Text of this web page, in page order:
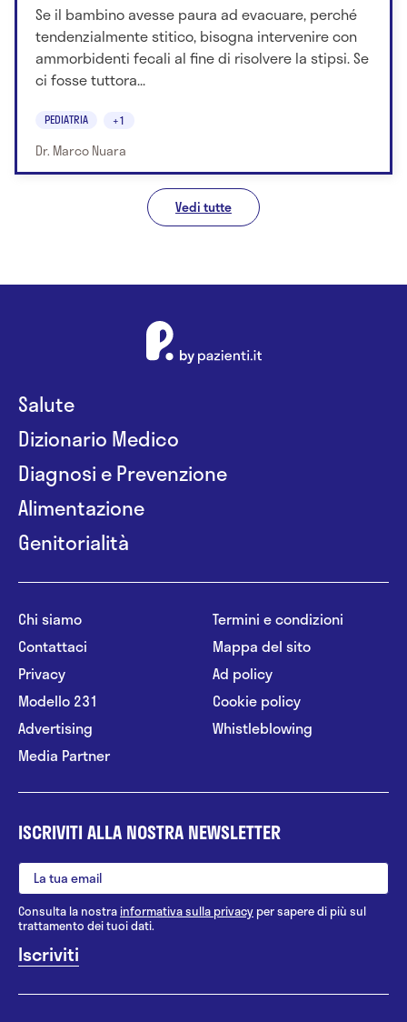
Se il bambino avesse paura ad evacuare, perché
tendenzialmente stitico, bisogna intervenire con
ammorbidenti fecali al fine di risolvere la stipsi. Se
ci fosse tuttora...
PEDIATRIA +1
Dr. Marco Nuara
Vedi tutte
Salute
Dizionario Medico
Diagnosi e Prevenzione
Alimentazione
Genitorialità
Chi siamo
Contattaci
Privacy
Modello 231
Advertising
Media Partner
Termini e condizioni
Mappa del sito
Ad policy
Cookie policy
Whistleblowing
ISCRIVITI ALLA NOSTRA NEWSLETTER
Consulta la nostrainformativa sulla privacy per sapere di più sul
trattamento dei tuoi dati.